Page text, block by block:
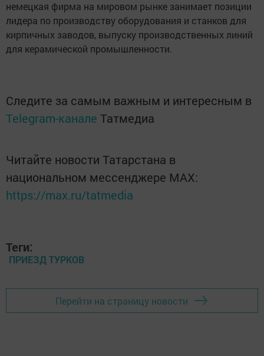
немецкая фирма на мировом рынке занимает позиции
лидера по производству оборудования и станков для
кирпичных заводов, выпуску производственных линий
для керамической промышленности.
Следите за самым важным и интересным в
Telegram-канале Татмедиа
Читайте новости Татарстана в
национальном мессенджере MАХ:
https://max.ru/tatmedia
Теги:
ПРИЕЗД ТУРКОВ
Перейти на страницу новости